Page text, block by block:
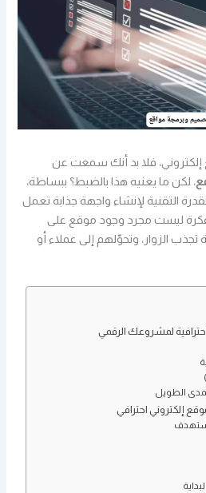
إلكتروني، فلا بد أنك سمعت عن
، لكن ما يعنيه هذا بالضبط؟ ببساطة،
التقنية لإنشاء واجهة جذابة تعمل
ليست مجرد وجود موقع على
تجذب الزوار، وتحوّلهم إلى عملاء أو
لمشروعك الرقمي
الطويل
إلكتروني احترافي